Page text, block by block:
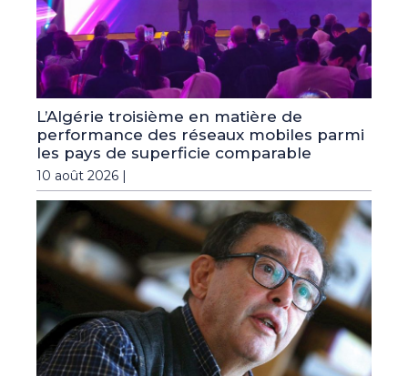
L’Algérie troisième en matière de
performance des réseaux mobiles parmi
les pays de superficie comparable
10 août 2026 |